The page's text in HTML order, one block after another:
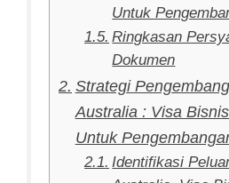
Untuk
Ringkasan
Dokumen
Strategi
Australia : Visa
Untuk
Identifikasi